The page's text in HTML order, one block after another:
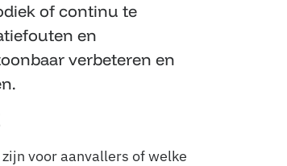
of continu te
en
verbeteren en
voor aanvallers of welke